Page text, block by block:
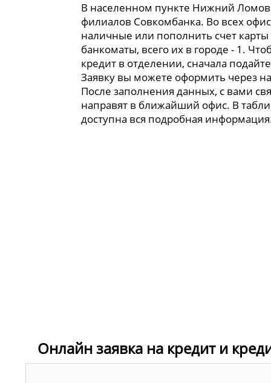
В населенном пункте Нижний Ломов
филиалов Совкомбанка. Во всех
наличные или пополнить счет карты
банкоматы, всего их в городе - 1.
кредит в отделении, сначала
Заявку вы можете оформить через
После заполнения данных, с вами
направят в ближайший офис. В
доступна вся подробная
Онлайн заявка на кредит и